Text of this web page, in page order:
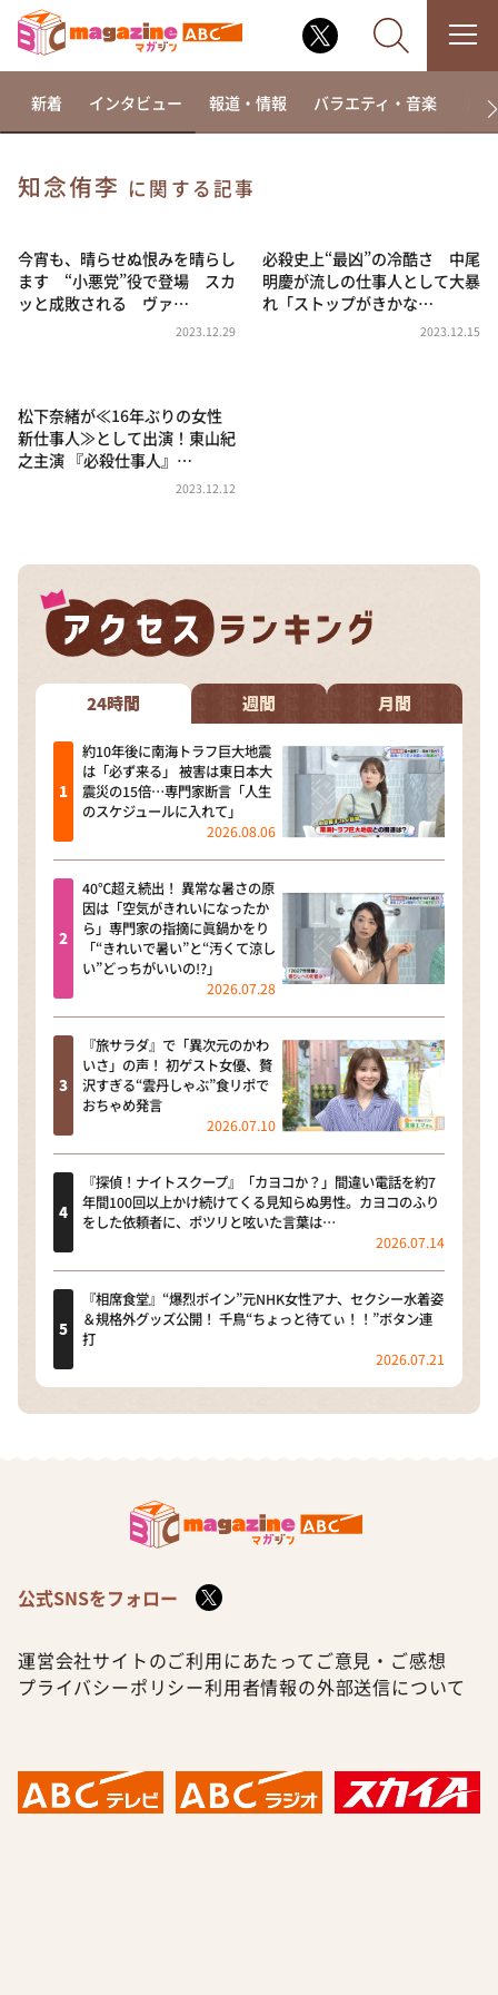
相席食堂
これ余談なんですけど・・・
～人生密着トークバラエティ！～ やすとものいたっ
news おかえり
河合＆A.B.C-Z塚田×福井アナ「なんでやねん！？」
（news おかえり）
教えて！ニュースライブ 正義のミカタ
ＬＩＦＥ～夢のカタチ～
新婚さんいらっしゃい！
ポツンと一軒家
ザキ山小屋本館
ぺこぱのまるスポ
新着 インタビュー 報道・情報 バラエティ・音楽 ド
知念侑李 に関する記事
今宵も、晴らせぬ恨みを晴らし
ます “小悪党”役で登場 スカ
ッと成敗される ヴァ…
2023.12.29
必殺史上“最凶”の冷酷さ 中尾
明慶が流しの仕事人として大暴
れ「ストップがきかな…
2023.12.15
松下奈緒が≪16年ぶりの女性
新仕事人≫として出演！東山紀
之主演 『必殺仕事人』…
2023.12.12
24時間 週間 月間
約10年後に南海トラフ巨大地震
は「必ず来る」 被害は東日本大
震災の15倍…専門家断言「人生
のスケジュールに入れて」
2026.08.06
40℃超え続出！ 異常な暑さの原
因は「空気がきれいになったか
ら」専門家の指摘に眞鍋かをり
「“きれいで暑い”と“汚くて涼し
い”どっちがいいの!?」
2026.07.28
『旅サラダ』で「異次元のかわ
いさ」の声！ 初ゲスト女優、贅
沢すぎる“雲丹しゃぶ”食リポで
おちゃめ発言
2026.07.10
『探偵！ナイトスクープ』「カヨコか？」間違い電話を約7
年間100回以上かけ続けてくる見知らぬ男性。カヨコのふり
をした依頼者に、ポツリと呟いた言葉は…
2026.07.14
『相席食堂』“爆烈ボイン”元NHK女性アナ、セクシー水着姿
＆規格外グッズ公開！ 千鳥“ちょっと待てぃ！！”ボタン連
打
2026.07.21
公式SNSをフォロー
運営会社サイトのご利用にあたって ご意見・ご感想
プライバシーポリシー利用者情報の外部送信について